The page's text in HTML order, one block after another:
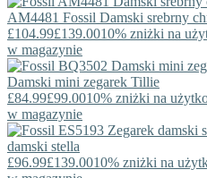
AM4481 Fossil Damski srebrny
£104.99£139.0010% zniżki na
w magazynie
Damski mini zegarek Tillie
£84.99£99.0010% zniżki na
w magazynie
damski stella
£96.99£139.0010% zniżki na